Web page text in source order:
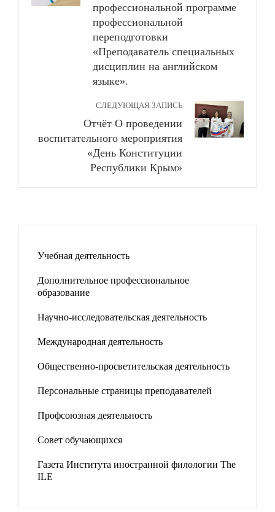
профессиональной программе
профессиональной
переподготовки
«Преподаватель специальных
дисциплин на английском
языке».
СЛЕДУЮЩАЯ ЗАПИСЬ
Отчёт О проведении
воспитательного мероприятия
«День Конституции
Республики Крым»
Учебная деятельность
Дополнительное профессиональное
образование
Научно-исследовательская деятельность
Международная деятельность
Общественно-просветительская деятельность
Персональные страницы преподавателей
Профсоюзная деятельность
Совет обучающихся
Газета Института иностранной филологии The
ILE